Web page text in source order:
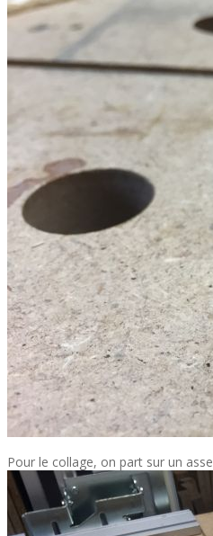
Pour le collage, on part sur un